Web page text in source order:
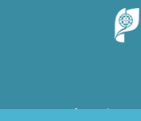
Infarmed ©